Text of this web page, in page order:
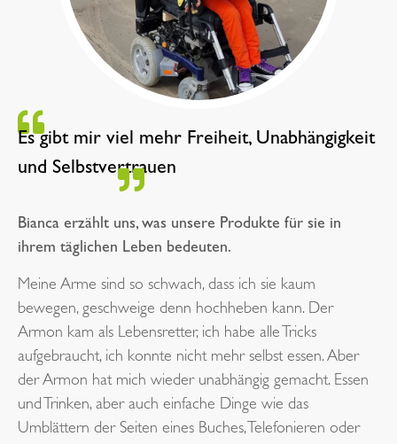
Es gibt mir viel mehr Freiheit, Unabhängigkeit
und Selbstvertrauen
Bianca erzählt uns, was unsere Produkte für sie in
ihrem täglichen Leben bedeuten.
Meine Arme sind so schwach, dass ich sie kaum
bewegen, geschweige denn hochheben kann. Der
Armon kam als Lebensretter, ich habe alle Tricks
aufgebraucht, ich konnte nicht mehr selbst essen. Aber
der Armon hat mich wieder unabhängig gemacht. Essen
und Trinken, aber auch einfache Dinge wie das
Umblättern der Seiten eines Buches, Telefonieren oder